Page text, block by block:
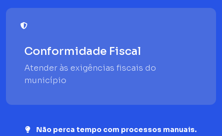
Conformidade Fiscal
Atender às exigências fiscais do
município
Não perca tempo com processos manuais.